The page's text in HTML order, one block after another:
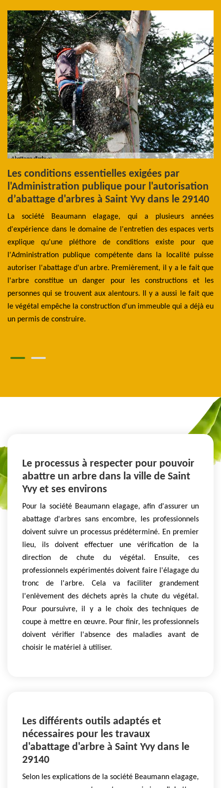
Les conditions essentielles exigées par
l'Administration publique pour l'autorisation
d’abattage d'arbres à Saint Yvy dans le 29140
La société Beaumann elagage, qui a plusieurs années
d'expérience dans le domaine de l'entretien des espaces verts
explique qu'une pléthore de conditions existe pour que
l'Administration publique compétente dans la localité puisse
autoriser l'abattage d'un arbre. Premièrement, il y a le fait que
l'arbre constitue un danger pour les constructions et les
personnes qui se trouvent aux alentours. Il y a aussi le fait que
le végétal empêche la construction d'un immeuble qui a déjà eu
un permis de construire.
Le processus à respecter pour pouvoir
abattre un arbre dans la ville de Saint
Yvy et ses environs
Pour la société Beaumann elagage, afin d'assurer un
abattage d'arbres sans encombre, les professionnels
doivent suivre un processus prédéterminé. En premier
lieu, ils doivent effectuer une vérification de la
direction de chute du végétal. Ensuite, ces
professionnels expérimentés doivent faire l'élagage du
tronc de l'arbre. Cela va faciliter grandement
l'enlèvement des déchets après la chute du végétal.
Pour poursuivre, il y a le choix des techniques de
coupe à mettre en œuvre. Pour finir, les professionnels
doivent vérifier l'absence des maladies avant de
choisir le matériel à utiliser.
Les différents outils adaptés et
nécessaires pour les travaux
d'abattage d'arbre à Saint Yvy dans le
29140
Selon les explications de la société Beaumann elagage,